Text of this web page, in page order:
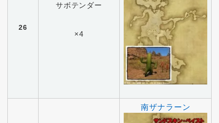
26
サボテンダー
×4
南ザナラーン